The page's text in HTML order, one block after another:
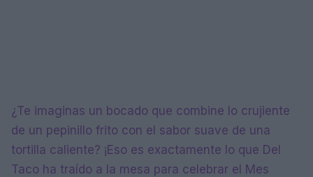
¿Te imaginas un bocado que combine lo crujiente
de un pepinillo frito con el sabor suave de una
tortilla caliente? ¡Eso es exactamente lo que Del
Taco ha traído a la mesa para celebrar el Mes